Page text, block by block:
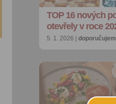
TOP 16 nových
otevřely v roce
5. 1. 2026 |